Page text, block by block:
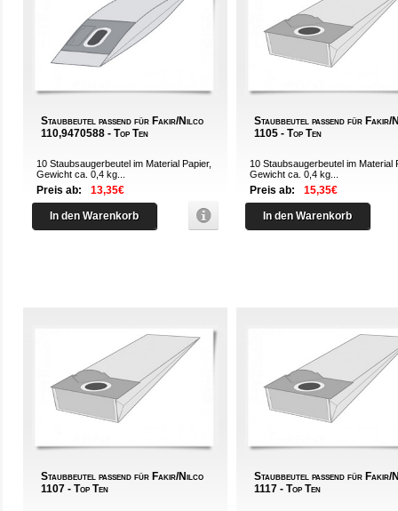
Staubbeutel passend für Fakir/Nilco
110,9470588 - Top Ten
10 Staubsaugerbeutel im Material Papier,
Gewicht ca. 0,4 kg...
Preis ab: 13,35€
In den Warenkorb
Staubbeutel passend für Fakir/
1105 - Top Ten
10 Staubsaugerbeutel im Material
Gewicht ca. 0,4 kg...
Preis ab: 15,35€
In den Warenkorb
Staubbeutel passend für Fakir/Nilco
1107 - Top Ten
Staubbeutel passend für Fakir/
1117 - Top Ten